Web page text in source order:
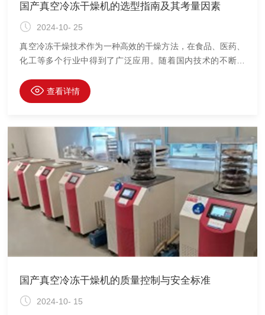
国产真空冷冻干燥机的选型指南及其考量因素
2024-10- 25
真空冷冻干燥技术作为一种高效的干燥方法，在食品、医药、
化工等多个行业中得到了广泛应用。随着国内技术的不断提
将为您介绍在选择国产真空冷冻干燥机时需要考虑的因素，并
提供选型指南。
查看详情
国产真空冷冻干燥机的质量控制与安全标准
2024-10- 15